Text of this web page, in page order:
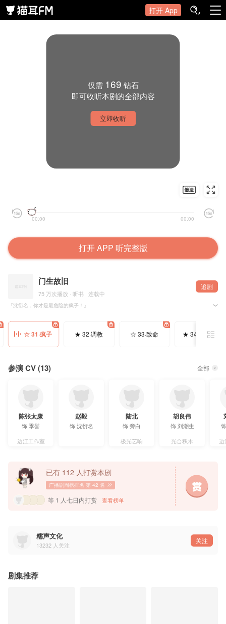
打开 App
仅需 169 钻石
即可收听本剧的全部内容
立即收听
00:00 00:00
打开 APP 听完整版
门生故旧
75 万次播放 · 听书 · 连载中
追剧
『沈衍名，你才是最危险的疯子！』
✨温馨提示：记得带耳机🎧
🚫版权内容严禁录屏二传分享，包括全平台和网盘
▷制作组◁
后期：小C@CC_nlbf
音效编辑：关稚栩@关关难过关关犯错 菲妹小南@菲妹小南
对轨：阿远@到遥远的以后1111
海报设计：枫晚@枫晩呀
▷配音组◁
季誉：陈张太康@泽西锅-陈张太康
沈衍名：赵毅@阿空-毅
旁白：陆北@陆北Filix
☆ 31·疯子 ★ 32·调教 ☆ 33·致命 ★ 34·我爱你
参演 CV (13) 全部
陈张太康
饰季誉
边江工作室
赵毅
饰沈衍名
陆北
饰旁白
极光艺响
胡良伟
饰刘潮生
光合积木
边
已有 112 人打赏本剧
广播剧周榜排名 第 42 名
等 1 人七日内打赏 查看榜单
糯声文化
13232 人关注
关注
剧集推荐